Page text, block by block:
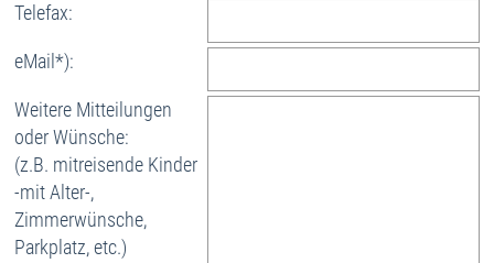
Telefax:
eMail*):
Weitere Mitteilungen
oder Wünsche:
(z.B. mitreisende Kinder
-mit Alter-,
Zimmerwünsche,
Parkplatz, etc.)